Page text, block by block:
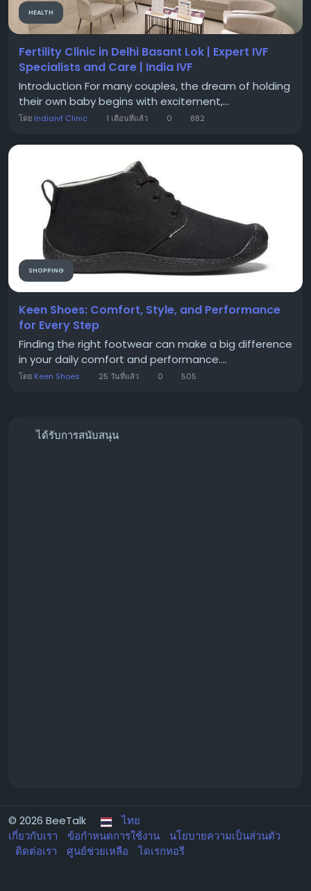
HEALTH
Fertility Clinic in Delhi Basant Lok | Expert IVF
Specialists and Care | India IVF
Introduction For many couples, the dream of holding
their own baby begins with excitement,...
โดย Indiaivf Clinic 1 เดือนที่แล้ว 0 882
SHOPPING
Keen Shoes: Comfort, Style, and Performance
for Every Step
Finding the right footwear can make a big difference
in your daily comfort and performance....
โดย Keen Shoes 25 วันที่แล้ว 0 505
ได้รับการสนับสนุน
© 2026 BeeTalk
ไทย
เกี่ยวกับเรา
ข้อกำหนดการใช้งาน
นโยบายความเป็นส่วนตัว
ติดต่อเรา
ศูนย์ช่วยเหลือ ไดเรกทอรี